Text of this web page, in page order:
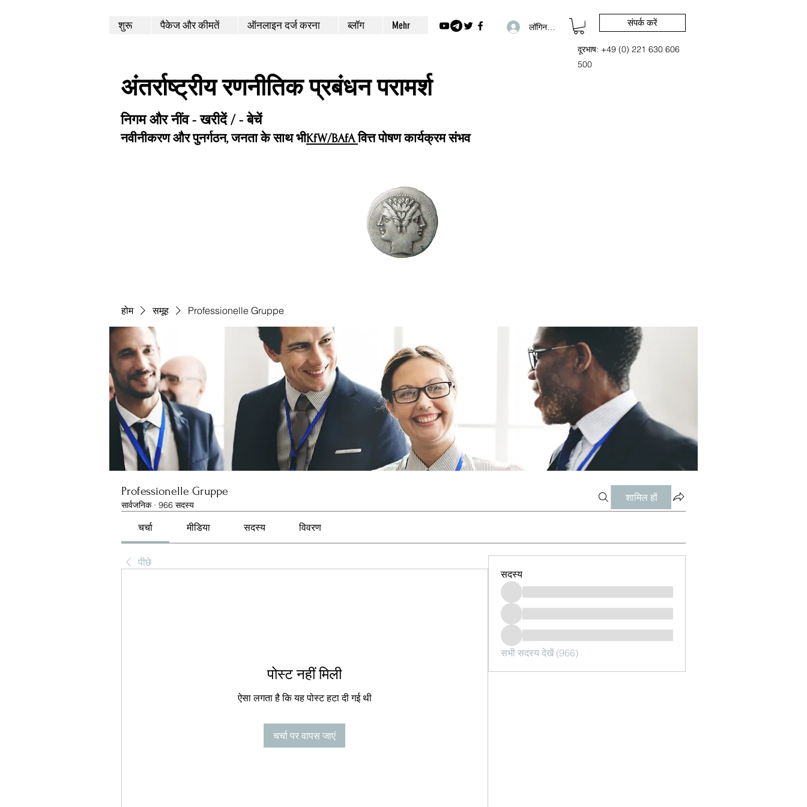
शुरू पैकेज और कीमतें ऑनलाइन दर्ज करना ब्लॉग Mehr लॉगिन करें संपर्क करें
दूरभाष: +49 (0) 221 630 606
500
अंतर्राष्ट्रीय रणनीतिक प्रबंधन परामर्श
निगम और नींव - खरीदें / - बेचें
नवीनीकरण और पुनर्गठन, जनता के साथ भीKfW/BAfAवित्त पोषण कार्यक्रम संभव
होम समूह Professionelle Gruppe
Professionelle Gruppe
सार्वजनिक · 966 सदस्य
शामिल हों
चर्चा मीडिया सदस्य विवरण
पीछे
पोस्ट नहीं मिली
ऐसा लगता है कि यह पोस्ट हटा दी गई थी
चर्चा पर वापस जाएं
सदस्य
सभी सदस्य देखें (966)